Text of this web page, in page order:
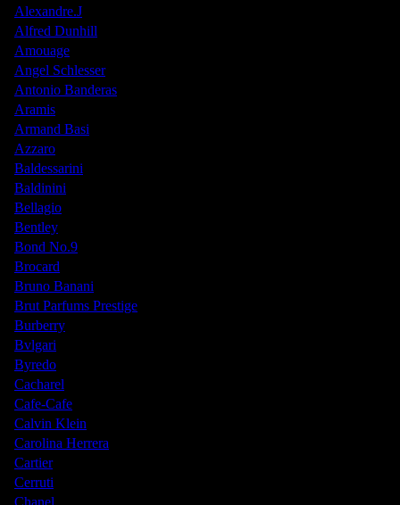
Alexandre.J
Alfred Dunhill
Amouage
Angel Schlesser
Antonio Banderas
Aramis
Armand Basi
Azzaro
Baldessarini
Baldinini
Bellagio
Bentley
Bond No.9
Brocard
Bruno Banani
Brut Parfums Prestige
Burberry
Bvlgari
Byredo
Cacharel
Cafe-Cafe
Calvin Klein
Carolina Herrera
Cartier
Cerruti
Chanel